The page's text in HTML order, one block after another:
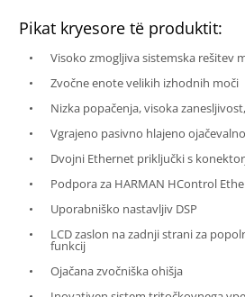
Pikat kryesore të produktit:
Visoko zmogljiva sistemska rešitev
Zvočne enote velikih izhodnih moči
Nizka popačenja, visoka
Vgrajeno pasivno hlajeno
Dvojni Ethernet priključki s
Podpora za HARMAN HControl
Uporabniško nastavljiv DSP
LCD zaslon na zadnji strani za
funkcij
Ojačana zvočniška ohišja